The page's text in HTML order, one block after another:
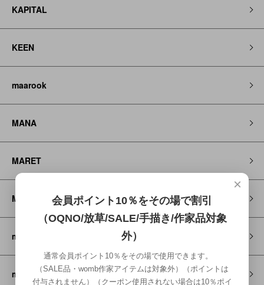
KAPITAL
KEEN
maarook
MANA
MARET
Mayoral
miti
michirico
×
会員ポイント10％をその場で割引
（OQNO/放草/SALE/手描き/作家品対象
外）
通常会員ポイント10％をその場で使用できます。
（SALE品・womb作家アイテムは対象外）（ポイントは
付与されません）（クーポン使用されない場合は10％ポイ